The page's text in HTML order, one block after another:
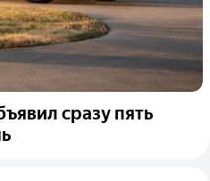
сразу пять